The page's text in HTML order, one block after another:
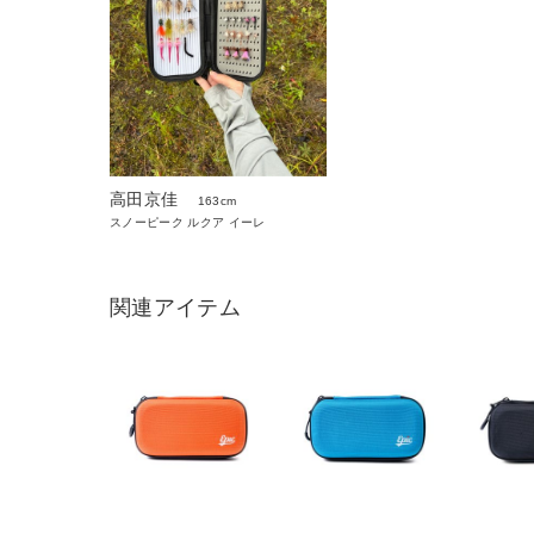
高田京佳
163cm
スノーピーク ルクア イーレ
関連アイテム